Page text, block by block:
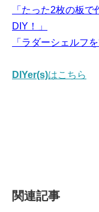
「たった2枚の板
DIY！」
「ラダーシェルフ
DIYer(s)はこちら
関連記事